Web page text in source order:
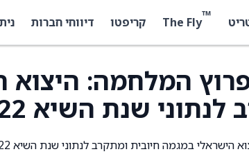
™
The Fly קריפטו דיווחי חברות
המלחמה: היצוא
שנת השיא 2022